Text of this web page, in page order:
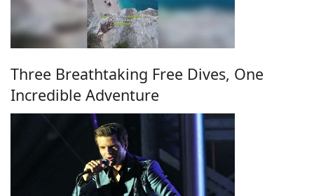
Three Breathtaking Free Dives, One
Incredible Adventure